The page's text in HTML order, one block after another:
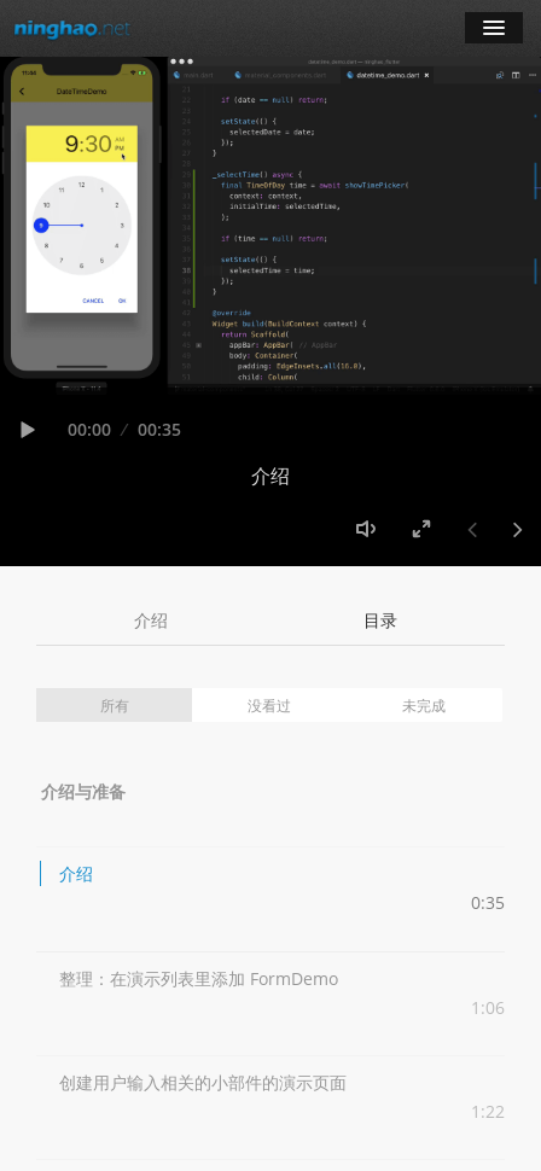
学习
博客
登录
订阅课程
Current
00:00 Duration
00:35
介绍
Volume
介绍 目录
所有 没看过 未完成
介绍与准备
介绍
0:35
整理：在演示列表里添加 FormDemo
1:06
创建用户输入相关的小部件的演示页面
1:22